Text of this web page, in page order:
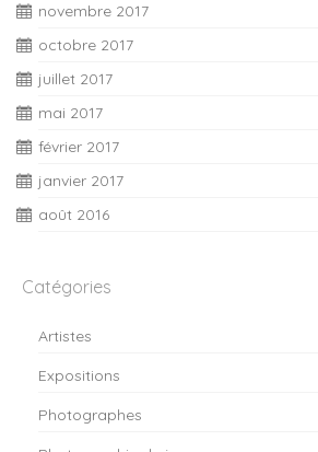
novembre 2017
octobre 2017
juillet 2017
mai 2017
février 2017
janvier 2017
août 2016
Catégories
Artistes
Expositions
Photographes